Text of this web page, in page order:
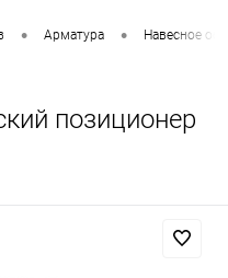
• Арматура • Навесное
позиционер